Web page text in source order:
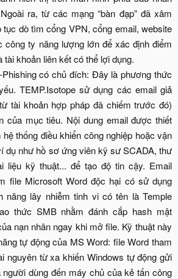
ra, từ các mạng “bàn đạp” đã xâm
tục dò tìm cổng VPN, cổng email, website
công ty năng lượng lớn để xác định điểm
khoản liên kết có thể lợi dụng.​
Phishing có chủ đích: Đây là phương thức
TEMP.Isotope sử dụng các email giả
tài khoản hợp pháp đã chiếm trước đó)
của mục tiêu. Nội dung email được thiết
thống điều khiển công nghiệp hoặc vận
dụ như hồ sơ ứng viên kỹ sư SCADA, thư
liệu kỹ thuật... để tạo độ tin cậy. Email
file Microsoft Word độc hại có sử dụng
năng lây nhiễm tinh vi có tên là Temple
thức SMB nhằm đánh cắp hash mật
nạn nhân ngay khi mở file. Kỹ thuật này
tự động của MS Word: file Word tham
nguyên từ xa khiến Windows tự động gửi
dùng đến máy chủ của kẻ tấn công